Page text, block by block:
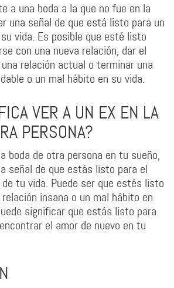
a una boda a la que no fue en la
una señal de que está listo para un
vida. Es posible que esté listo
con una nueva relación, dar el
relación actual o terminar una
o un mal hábito en su vida.
VER A UN EX EN LA
PERSONA?
boda de otra persona en tu sueño,
señal de que estás listo para el
tu vida. Puede ser que estés listo
insana o un mal hábito en
significar que estás listo para
el amor de nuevo en tu